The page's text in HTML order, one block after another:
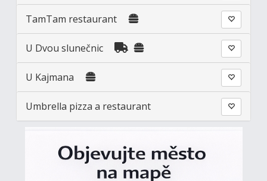
TamTam restaurant
U Dvou slunečnic
U Kajmana
Umbrella pizza a restaurant